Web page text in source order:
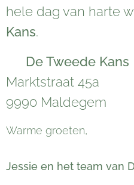
hele dag van harte
Kans.
De Tweede Kans
Marktstraat 45a
9990 Maldegem
Warme groeten,
Jessie en het team van